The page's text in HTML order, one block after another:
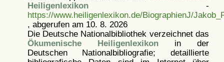
Heiligenlexikon-
https://www.heiligenlexikon.de/BiographienJ/
, abgerufen am 10. 8. 2026
Die Deutsche Nationalbibliothek verzeichnet das
Ökumenische Heiligenlexikonin der
Deutschen Nationalbibliografie; detaillierte